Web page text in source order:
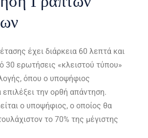
έχει διάρκεια 60 λεπτά και
30 ερωτήσεις «κλειστού τύπου»
όπου ο υποψήφιος
την ορθή απάντηση.
ο υποψήφιος, ο οποίος θα
το 70% της μέγιστης